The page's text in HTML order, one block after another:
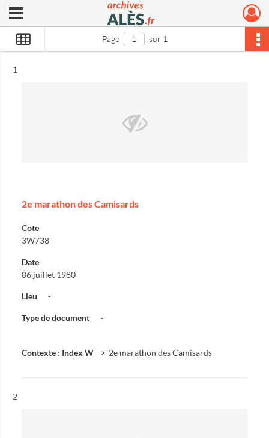
Archives municipales d'Alès
Ouvrir le menu déroulant
Page sur 1
Résultat n°
1
2e marathon des Camisards
Cote
3W738
Date
06 juillet 1980
Lieu -
Type de document -
Contexte : Index W 2e marathon des Camisards
Résultat n°
2